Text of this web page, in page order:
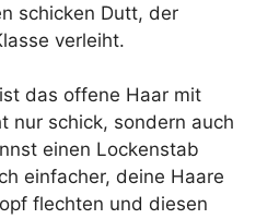
schicken Dutt, der
verleiht.
das offene Haar mit
nur schick, sondern auch
einen Lockenstab
einfacher, deine Haare
flechten und diesen